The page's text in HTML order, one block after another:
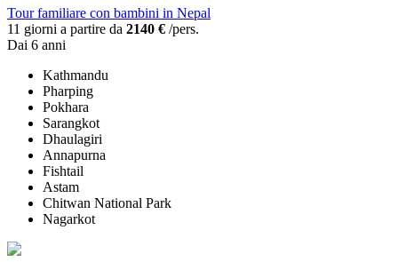
Tour familiare con bambini in Nepal
11 giorni a partire da 2140 € /pers.
Dai 6 anni
Kathmandu
Pharping
Pokhara
Sarangkot
Dhaulagiri
Annapurna
Fishtail
Astam
Chitwan National Park
Nagarkot